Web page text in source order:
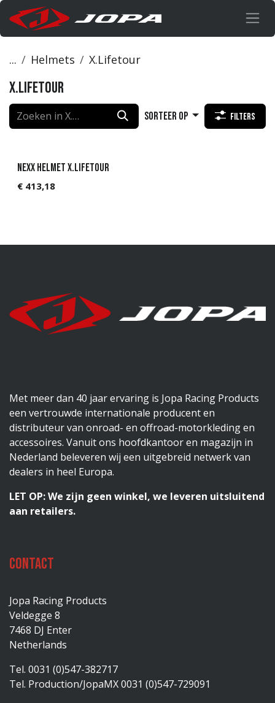
Overslaan naar inhoud
... Helmets X.Lifetour
X.Lifetour
Sorteer op Filters
NEXX Helmet X.LIFETOUR
€ 413,18
Met meer dan 40 jaar ervaring is Jopa Racing Products
een vertrouwde internationale producent en
distributeur van onroad- en offroad-motorkleding en
accessoires. Vanuit ons hoofdkantoor en magazijn in
Nederland beleveren wij een uitgebreid netwerk van
dealers in heel Europa.
LET OP: We zijn geen winkel, we leveren uitsluitend
aan retailers.
Contact
Jopa Racing Products
Veldegge 8
7468 DJ Enter
Netherlands
Tel. 0031 (0)547-382717
Tel. Production/JopaMX 0031 (0)547-729091